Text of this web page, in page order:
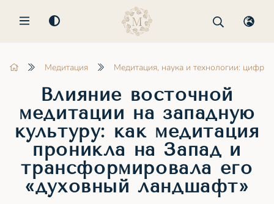
MENU
Медитация Медитация, наука и технологии:
Влияние восточной
медитации на западную
культуру: как медитация
проникла на Запад и
трансформировала его
«духовный ландшафт»